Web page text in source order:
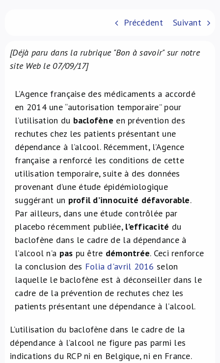
Précédent Suivant
[Déjà paru dans la rubrique "Bon à savoir" sur notre
site Web le 07/09/17]
L’Agence française des médicaments a accordé
en 2014 une “autorisation temporaire” pour
l’utilisation du baclofène en prévention des
rechutes chez les patients présentant une
dépendance à l’alcool. Récemment, l’Agence
française a renforcé les conditions de cette
utilisation temporaire, suite à des données
provenant d’une étude épidémiologique
suggérant un profil d’innocuité défavorable.
Par ailleurs, dans une étude contrôlée par
placebo récemment publiée, l’efficacité du
baclofène dans le cadre de la dépendance à
l’alcool n’a pas pu être démontrée. Ceci renforce
la conclusion des Folia d'avril 2016 selon
laquelle le baclofène est à déconseiller dans le
cadre de la prévention de rechutes chez les
patients présentant une dépendance à l’alcool.
L’utilisation du baclofène dans le cadre de la
dépendance à l’alcool ne figure pas parmi les
indications du RCP ni en Belgique, ni en France.